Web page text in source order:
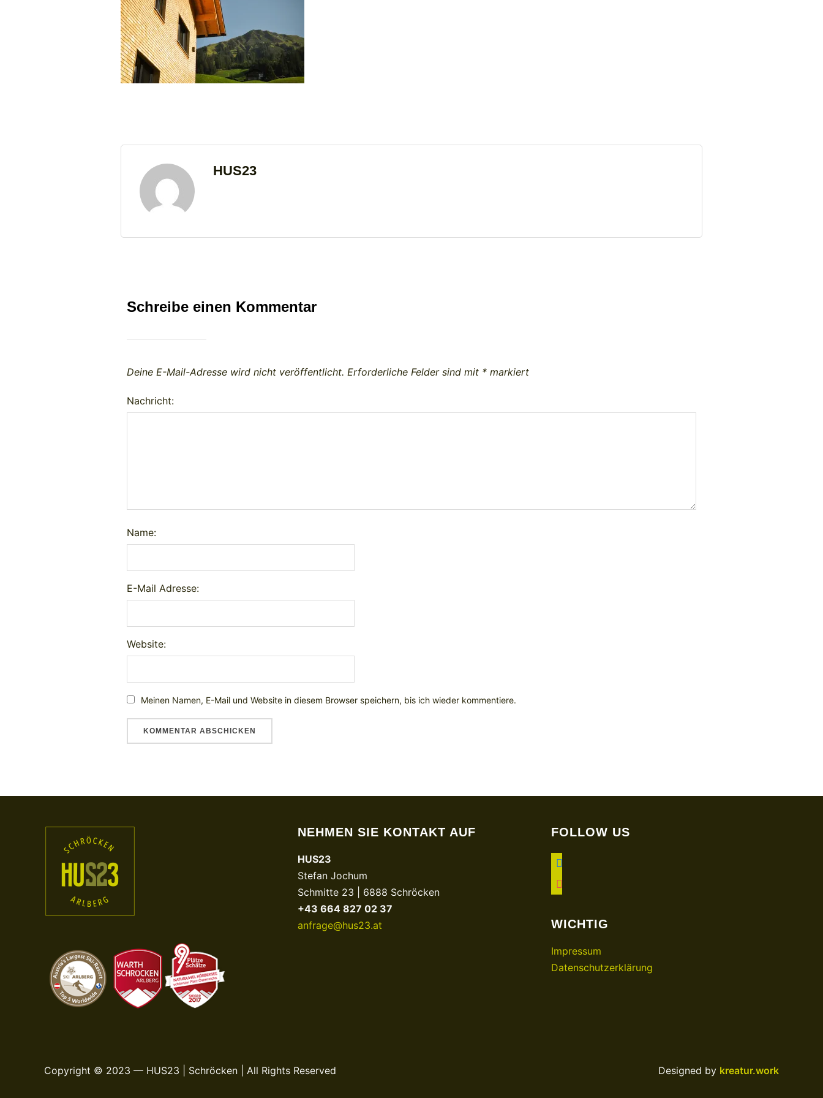
HUS23
Schreibe einen Kommentar
Deine E-Mail-Adresse wird nicht veröffentlicht. Erforderliche Felder sind mit * markiert
Nachricht:
Name:
E-Mail Adresse:
Website:
Meinen Namen, E-Mail und Website in diesem Browser speichern, bis ich wieder kommentiere.
NEHMEN SIE KONTAKT AUF
HUS23
Stefan Jochum
Schmitte 23 | 6888 Schröcken
+43 664 827 02 37
anfrage@hus23.at
FOLLOW US
facebook
instagram
WICHTIG
Impressum
Datenschutzerklärung
Copyright © 2023 — HUS23 | Schröcken | All Rights Reserved Designed by kreatur.work